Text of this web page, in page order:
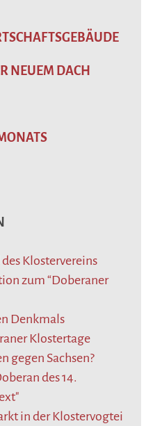
NEUEM DACH
Klostervereins
zum “Doberaner
Denkmals
Klostertage
gegen Sachsen?
des 14.
in der Klostervogtei